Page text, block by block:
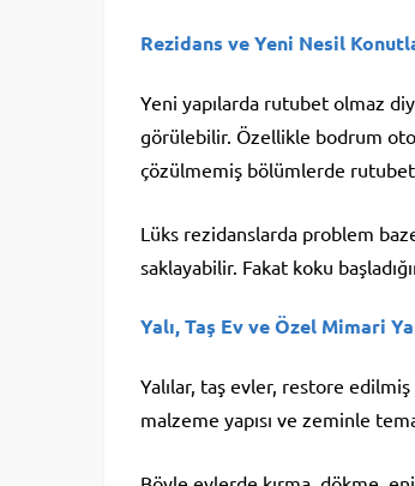
Rezidans ve Yeni Nesil
Yeni yapılarda rutubet olmaz
görülebilir. Özellikle bodrum
çözülmemiş bölümlerde rutubet
Lüks rezidanslarda problem
saklayabilir. Fakat koku
Yalı, Taş Ev ve Özel Mimari
Yalılar, taş evler, restore
malzeme yapısı ve zeminle